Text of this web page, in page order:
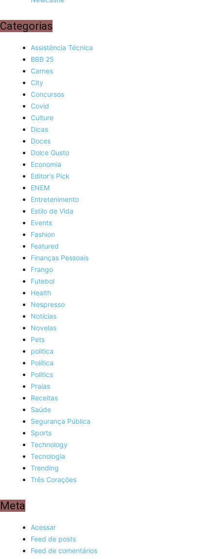
Categorias
Assistência Técnica
BBB 25
Carnes
City
Concursos
Covid
Culture
Dicas
Doces
Dolce Gusto
Economia
Editor's Pick
ENEM
Entretenimento
Estilo de Vida
Events
Fashion
Featured
Finanças Pessoais
Frango
Futebol
Health
Nespresso
Notícias
Novelas
Pets
politica
Política
Politics
Praias
Receitas
Saúde
Segurança Pública
Sports
Technology
Tecnologia
Trending
Três Corações
Meta
Acessar
Feed de posts
Feed de comentários